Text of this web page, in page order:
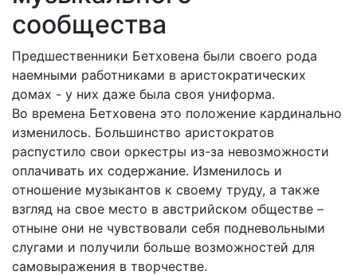
сообщества
Предшественники Бетховена были своего рода
наемными работниками в аристократических
домах - у них даже была своя униформа.
Во времена Бетховена это положение кардинально
изменилось. Большинство аристократов
распустило свои оркестры из-за невозможности
оплачивать их содержание. Изменилось и
отношение музыкантов к своему труду, а также
взгляд на свое место в австрийском обществе –
отныне они не чувствовали себя подневольными
слугами и получили больше возможностей для
самовыражения в творчестве.